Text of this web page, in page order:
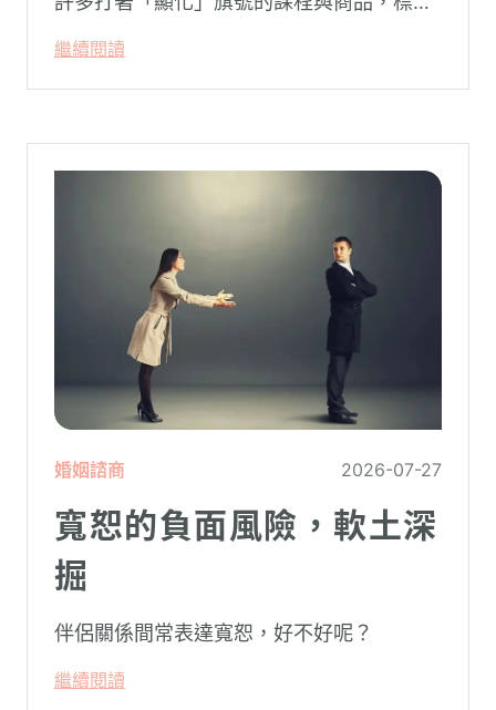
能吸引財富、關係與健康。這類論述聽起來
療癒，卻經常缺乏實證基礎，甚至可能對正
繼續閱讀
婚姻諮商 2026-07-27
寬恕的負面風險，軟土深
掘
伴侶關係間常表達寬恕，好不好呢？
繼續閱讀